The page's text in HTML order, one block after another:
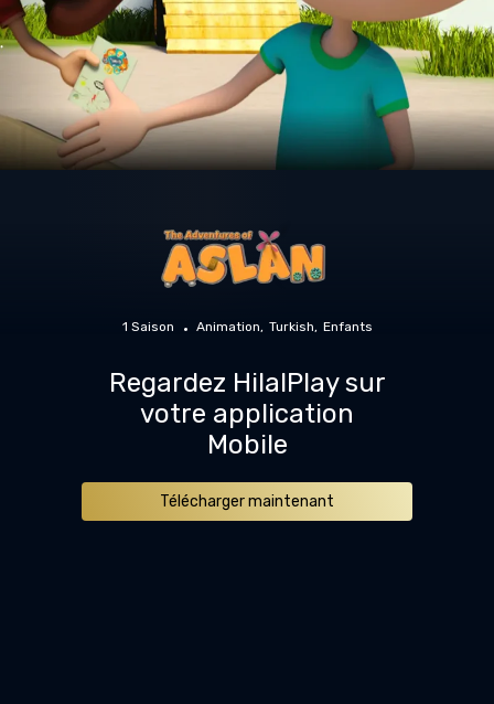
1 Saison Animation Turkish Enfants
Regardez HilalPlay sur
votre application
Mobile
Télécharger maintenant